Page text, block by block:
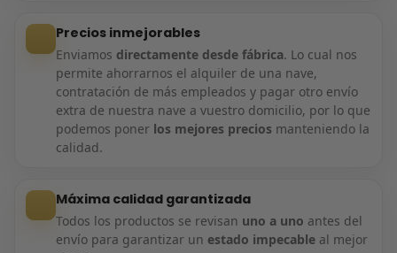
Precios inmejorables
Enviamos directamente desde fábrica. Lo cual nos
permite ahorrarnos el alquiler de una nave,
contratación de más empleados y pagar otro envío
extra de nuestra nave a vuestro domicilio, por lo que
podemos poner los mejores precios manteniendo la
calidad.
Máxima calidad garantizada
Todos los productos se revisan uno a uno antes del
envío para garantizar un estado impecableal mejor